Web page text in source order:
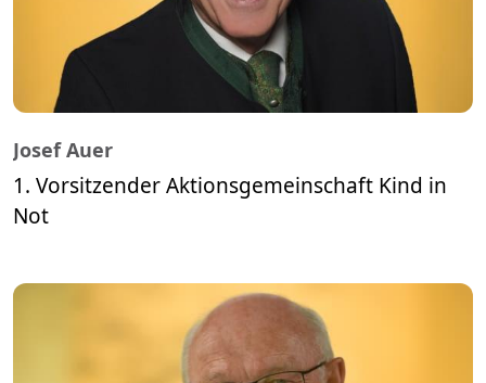
Josef Auer
1. Vorsitzender Aktionsgemeinschaft Kind in
Not